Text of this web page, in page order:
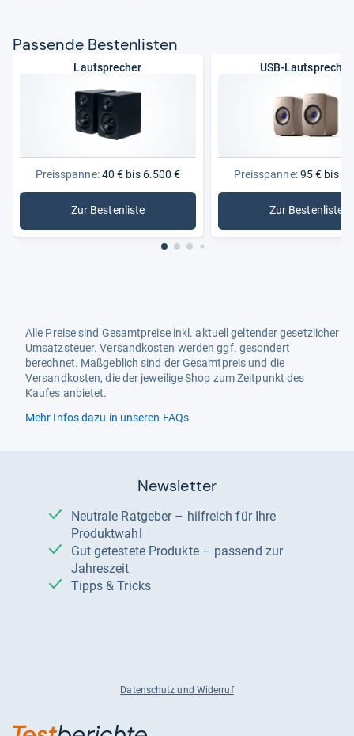
Pas­sende Bes­ten­lis­ten
Lautsprecher
Preisspanne:40 € bis 6.500 €
Zur Bestenliste
: Lautsprecher
USB-Lautsprecher
Preisspanne:95 € bis
Zur Bestenliste
: USB-
Alle Preise sind Gesamtpreise inkl. aktuell geltender gesetzlicher
Umsatzsteuer. Versandkosten werden ggf. gesondert
berechnet. Maßgeblich sind der Gesamtpreis und die
Versandkosten, die der jeweilige Shop zum Zeitpunkt des
Kaufes anbietet.
Mehr Infos dazu in unseren FAQs
Newsletter
Neutrale Ratgeber – hilfreich für Ihre
Produktwahl
Gut getestete Produkte – passend zur
Jahreszeit
Tipps & Tricks
Datenschutz und Widerruf